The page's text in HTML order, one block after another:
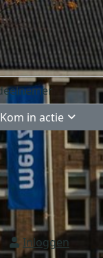
Kom in actie
Inloggen